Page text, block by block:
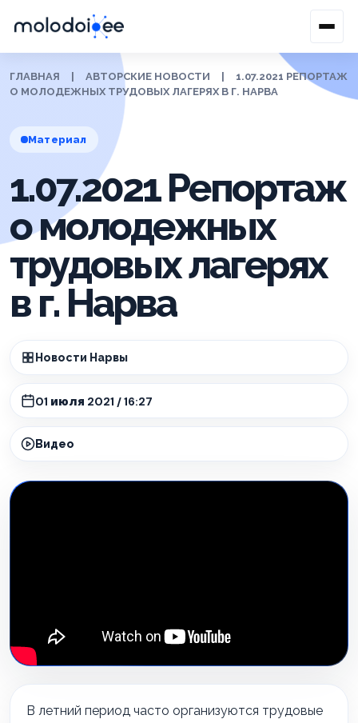
ГЛАВНАЯ АВТОРСКИЕ НОВОСТИ
1.07.2021 РЕПОРТАЖ
О МОЛОДЕЖНЫХ ТРУДОВЫХ ЛАГЕРЯХ В Г. НАРВА
Материал
1.07.2021 Репортаж
о молодежных
трудовых лагерях
в г. Нарва
Новости Нарвы
01 июля 2021 / 16:27
Видео
В летний период часто организуются трудовые